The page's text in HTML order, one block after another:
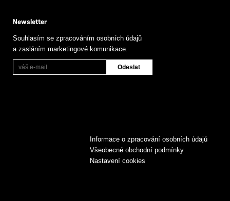
Newsletter
Souhlasím se zpracováním osobních údajů
a zasláním marketingové komunikace.
Informace o zpracování osobních údajů
Všeobecné obchodní podmínky
Nastavení cookies